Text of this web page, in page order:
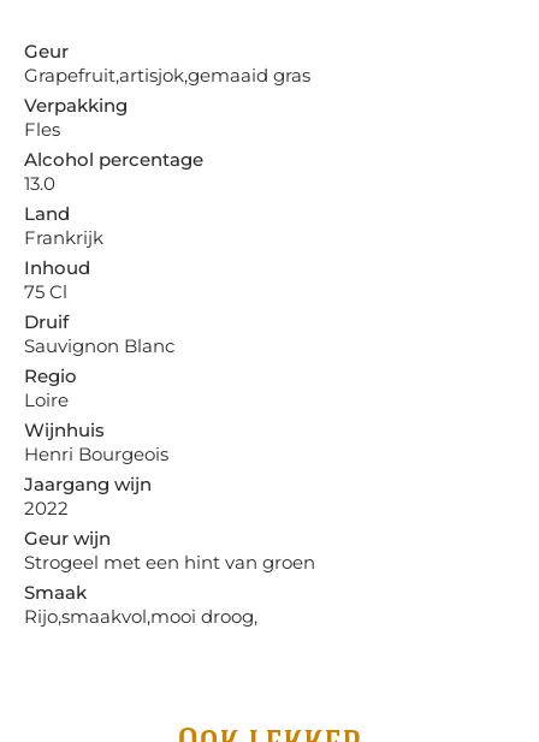
Geur
Grapefruit,artisjok,gemaaid gras
Verpakking
Fles
Alcohol percentage
13.0
Land
Frankrijk
Inhoud
75 Cl
Druif
Sauvignon Blanc
Regio
Loire
Wijnhuis
Henri Bourgeois
Jaargang wijn
2022
Geur wijn
Strogeel met een hint van groen
Smaak
Rijo,smaakvol,mooi droog,